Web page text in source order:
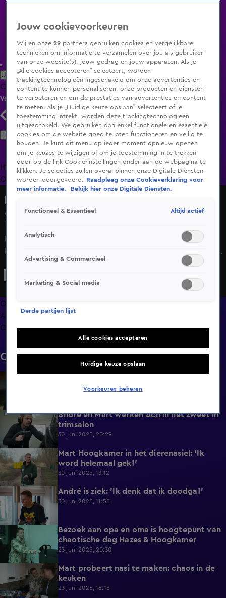
Uitzending Gemist Populaire programma's Zenders Genres
ClipsFilmsRadioSmart TV inlogShop
Volg KIJK
Zoeken
HomeUitzending Gemist Programma's De Bondgenoten
OranjezomerLivestreamsShop
André hangt steeds op bij Mart's belletje
14 juni 2025, 12:23
In Hazes & Hoogkamer: Tot Uw Dienst nemen Mart
Hoogkamer en André Hazes het huishouden over van een
samengesteld gezin. Terwijl André met de ene helft van de
Als Mart hem belt met de wensen van de kinderen, hangt
André steeds op, tot grote frustratie van Mart!
Overzicht
Afleveringen
Clips
Clips
Slang onder kast zorgt voor paniek bij
4:48
André en Mart werken zich in het zweet in
trimsalon
30 juni 2025, 20:29
0:49
Mart Hoogkamer in het dierenasiel: 'Ik
word helemaal gek!'
30 juni 2025, 13:12
0:47 André is ziek: 'Ik denk dat ik doodga!'
30 juni 2025, 11:55
2:59
Bezoek aan opa en oma is hoogtepunt van
chaotische dag Hazes & Hoogkamer
23 juni 2025, 20:30
Mart probeert nasi te maken: chaos in de
keuken
23 juni 2025, 16:18
Jouw cookievoorkeuren
Wij en onze29 partners gebruiken cookies en vergelijkbare
technieken om informatie te verzamelen over jou als gebruiker
van onze website(s), jouw gedrag en jouw apparaten. Als je
„Alle cookies accepteren” selecteert, worden
trackingtechnologieën ingeschakeld om onze advertenties en
content te kunnen personaliseren, onze producten en diensten
te verbeteren en om de prestaties van advertenties en content
te meten. Als je „Huidige keuze opslaan” selecteert of je
toestemming intrekt, worden deze trackingtechnologieën
uitgeschakeld. We gebruiken dan enkel functionele en essentiële
cookies om de website goed te laten functioneren en veilig te
houden. Je kunt dit menu op ieder moment opnieuw openen
om je keuzes te wijzigen of om je toestemming in te trekken
door op de link Cookie-instellingen onder aan de webpagina te
klikken. Je selecties zullen overal binnen onze Digitale Diensten
worden doorgevoerd.
Raadpleeg onze Cookieverklaring voor
meer informatie.
Bekijk hier onze Digitale Diensten.
Functioneel & Essentieel Altijd actief
Analytisch
Advertising & Commercieel
Marketing & Social media
Derde partijen lijst
Alle cookies accepteren
Huidige keuze opslaan
Voorkeuren beheren